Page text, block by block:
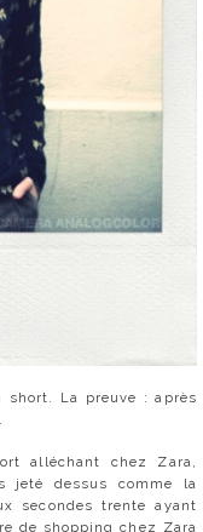
short. La preuve : après
alléchant chez Zara,
jeté dessus comme la
secondes trente ayant
de shopping chez Zara